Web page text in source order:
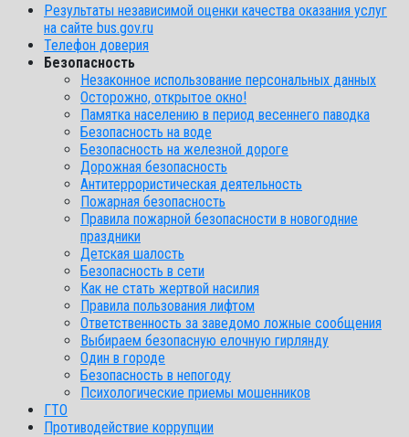
Результаты независимой оценки качества оказания услуг
на сайте bus.gov.ru
Телефон доверия
Безопасность
Незаконное использование персональных данных
Осторожно, открытое окно!
Памятка населению в период весеннего паводка
Безопасность на воде
Безопасность на железной дороге
Дорожная безопасность
Антитеррористическая деятельность
Пожарная безопасность
Правила пожарной безопасности в новогодние
праздники
Детская шалость
Безопасность в сети
Как не стать жертвой насилия
Правила пользования лифтом
Ответственность за заведомо ложные сообщения
Выбираем безопасную елочную гирлянду
Один в городе
Безопасность в непогоду
Психологические приемы мошенников
ГТО
Противодействие коррупции